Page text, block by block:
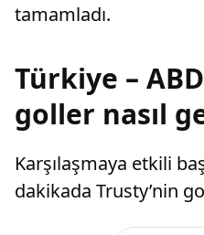
tamamladı.
Türkiye –
goller nasıl
Karşılaşmaya etkili
dakikada Trusty’nin